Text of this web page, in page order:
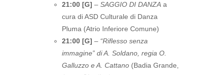
21:00 [G] – SAGGIO DI DANZA a
cura di ASD Culturale di Danza
Pluma (Atrio Inferiore Comune)
21:00 [G] – “Riflesso senza
immagine” di A. Soldano, regia O.
Galluzzo e A. Cattano (Badia Grande,